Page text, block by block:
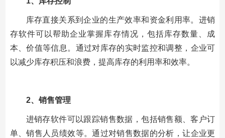
库存直接关系到企业的生产效率和资金利用率。进销
存软件可以帮助企业掌握库存情况，包括库存数量、成
本、价值等信息。通过对库存的实时监控和调整，企业可
以减少库存积压和浪费，提高库存的利用率和效率。
2、 销售管理
进销存软件可以跟踪销售数据，包括销售额、客户订
单、销售人员绩效等。通过对销售数据的分析，让企业更